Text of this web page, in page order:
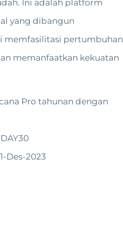
Ini adalah platform
yang dibangun
memfasilitasi pertumbuhan
memanfaatkan kekuatan
Pro tahunan dengan
Des-2023